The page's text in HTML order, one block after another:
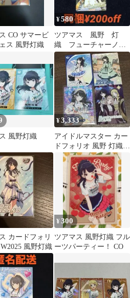
CO サマービ
ス 風野灯織
¥580
ツアマス 風野 灯
織 フューチャーノワ
ール ツアーズレア
TR 04 06
風野灯織
¥3,333
アイドルマスター カー
ドフォリオ 風野 灯織
SSR+R+N+SR
カードフォリ
風野灯織
¥300
ツアマス 風野灯織 フル
ーツパーティー！ CO